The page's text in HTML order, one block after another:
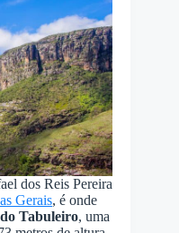
dos Reis Pereira
Gerais, é onde
Tabuleiro, uma